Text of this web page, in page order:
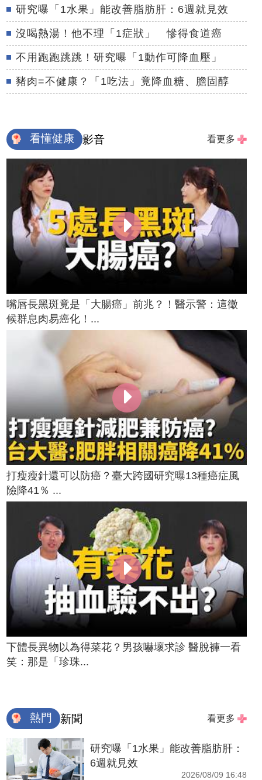
研究曝「1水果」能改善脂肪肝：6週就見效
沒喝熱湯！他不理「1症狀」 慘得食道癌
不用跑跑跳跳！研究曝「1動作可降血壓」
豬肉=不健康？「1吃法」竟降血糖、膽固醇
看懂健康 影音 看更多
嘴唇長黑斑竟是「大腸癌」前兆？！醫示警：這徵
候群息肉易癌化！...
打瘦瘦針還可以防癌？臺大跨國研究曝13種癌症風
險降41％ ...
下體長異物以為得菜花？男孩嚇壞求診 醫脫褲一看
笑：那是「珍珠...
熱門 新聞 看更多
研究曝「1水果」能改善脂肪肝：
6週就見效
2026/08/09 16:48